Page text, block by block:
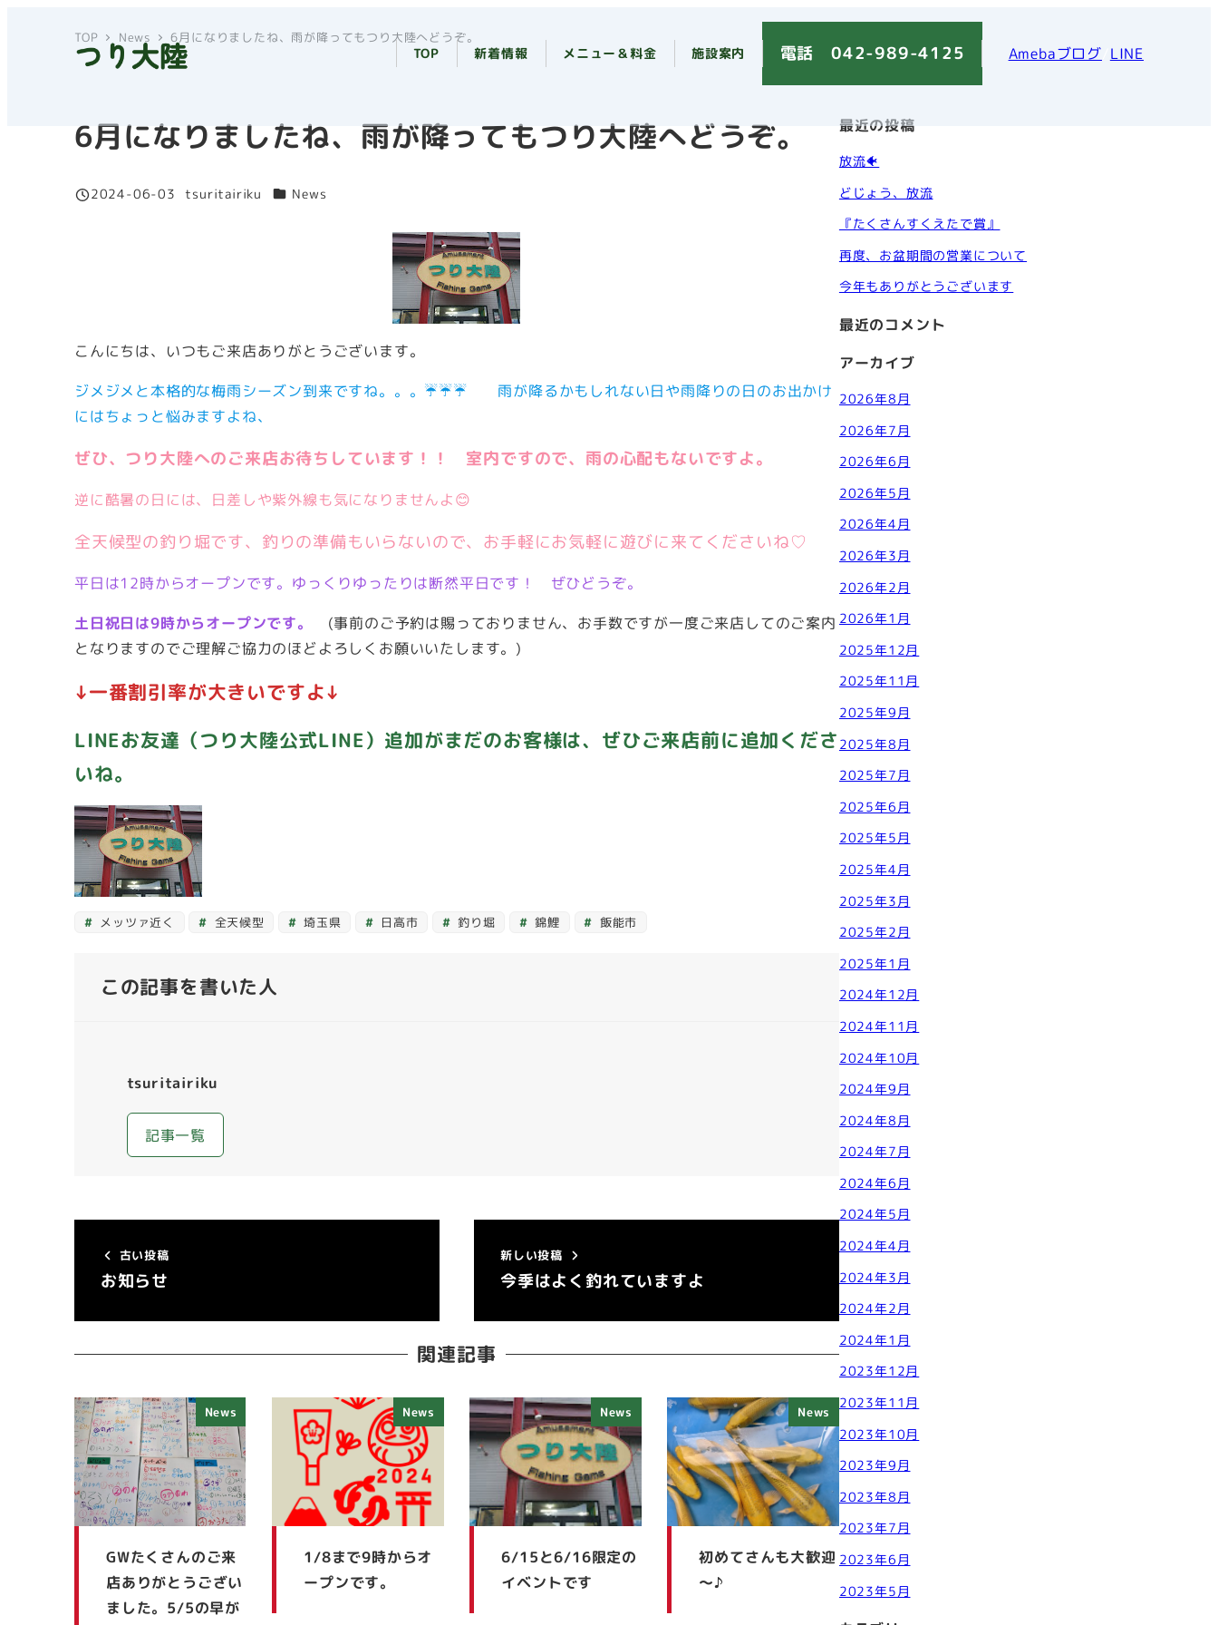
TOP 新着情報 メニュー＆料金 施設案内 電話 042-989-4125 Amebaブログ LINE
TOP News 6月になりましたね、雨が降ってもつり大陸へどうぞ。
6月になりましたね、雨が降ってもつり大陸へどうぞ。
投稿日
2024-06-03
著
tsuritairiku カテゴリー
News
こんにちは、いつもご来店ありがとうございます。
ジメジメと本格的な梅雨シーズン到来ですね。。。☔☔☔ 雨が降るかもしれない日や雨降りの日のお出かけ
にはちょっと悩みますよね、
ぜひ、つり大陸へのご来店お待ちしています！！ 室内ですので、雨の心配もないですよ。
逆に酷暑の日には、日差しや紫外線も気になりませんよ😊
全天候型の釣り堀です、釣りの準備もいらないので、お手軽にお気軽に遊びに来てくださいね♡
平日は12時からオープンです。ゆっくりゆったりは断然平日です！ ぜひどうぞ。
土日祝日は9時からオープンです。
(事前のご予約は賜っておりません、お手数ですが一度ご来店してのご案内
となりますのでご理解ご協力のほどよろしくお願いいたします。)
↓一番割引率が大きいですよ↓
LINEお友達（つり大陸公式LINE）追加がまだのお客様は、ぜひご来店前に追加くださ
いね。
メッツァ近く 全天候型 埼玉県 日高市 釣り堀 錦鯉 飯能市
この記事を書いた人
tsuritairiku
記事一覧
古い投稿
お知らせ
新しい投稿
今季はよく釣れていますよ
関連記事
News
GWたくさんのご来
店ありがとうござい
ました。5/5の早が
News
1/8まで9時からオ
ープンです。
News
6/15と6/16限定の
イベントです
News
初めてさんも大歓迎
～♪
最近の投稿
放流🐠
どじょう、放流
『たくさんすくえたで賞』
再度、お盆期間の営業について
今年もありがとうございます
最近のコメント
アーカイブ
2026年8月
2026年7月
2026年6月
2026年5月
2026年4月
2026年3月
2026年2月
2026年1月
2025年12月
2025年11月
2025年9月
2025年8月
2025年7月
2025年6月
2025年5月
2025年4月
2025年3月
2025年2月
2025年1月
2024年12月
2024年11月
2024年10月
2024年9月
2024年8月
2024年7月
2024年6月
2024年5月
2024年4月
2024年3月
2024年2月
2024年1月
2023年12月
2023年11月
2023年10月
2023年9月
2023年8月
2023年7月
2023年6月
2023年5月